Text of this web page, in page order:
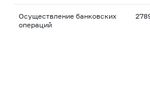
Осуществление банковских
операций